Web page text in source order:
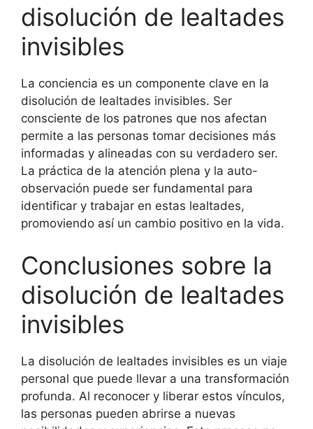
disolución de lealtades
invisibles
La conciencia es un componente clave en la
disolución de lealtades invisibles. Ser
consciente de los patrones que nos afectan
permite a las personas tomar decisiones más
informadas y alineadas con su verdadero ser.
La práctica de la atención plena y la auto-
observación puede ser fundamental para
identificar y trabajar en estas lealtades,
promoviendo así un cambio positivo en la vida.
Conclusiones sobre la
disolución de lealtades
invisibles
La disolución de lealtades invisibles es un viaje
personal que puede llevar a una transformación
profunda. Al reconocer y liberar estos vínculos,
las personas pueden abrirse a nuevas